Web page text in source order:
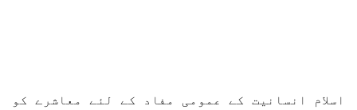
اسلام انسانیت کے عمومی مفاد کے لئے معاشرے کو